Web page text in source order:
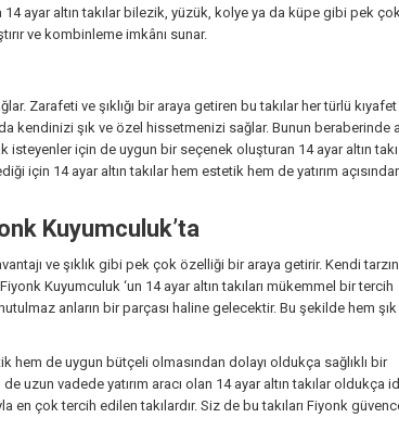
ayar altın takılar bilezik, yüzük, kolye ya da küpe gibi pek
ve kombinleme imkânı sunar.
Zarafeti ve şıklığı bir araya getiren bu takılar her türlü
kendinizi şık ve özel hissetmenizi sağlar. Bunun beraberinde
isteyenler için de uygun bir seçenek oluşturan 14 ayar altın takı
için 14 ayar altın takılar hem estetik hem de yatırım
Kuyumculuk’ta
ve şıklık gibi pek çok özelliği bir araya getirir. Kendi
Kuyumculuk ‘un 14 ayar altın takıları mükemmel bir tercih
anların bir parçası haline gelecektir. Bu şekilde hem
hem de uygun bütçeli olmasından dolayı oldukça sağlıklı bir
uzun vadede yatırım aracı olan 14 ayar altın takılar oldukça
en çok tercih edilen takılardır. Siz de bu takıları Fiyonk